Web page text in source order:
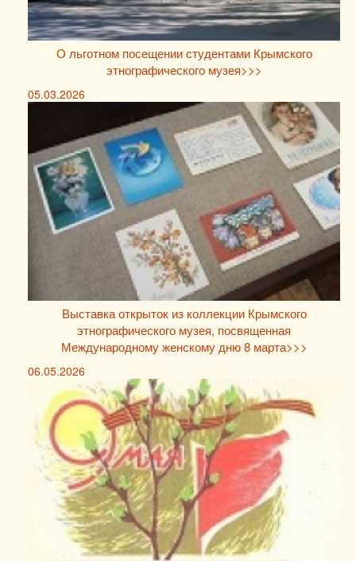
О льготном посещении студентами Крымского
этнографического музея>>>
05.03.2026
Выставка открыток из коллекции Крымского
этнографического музея, посвященная
Международному женскому дню 8 марта>>>
06.05.2026